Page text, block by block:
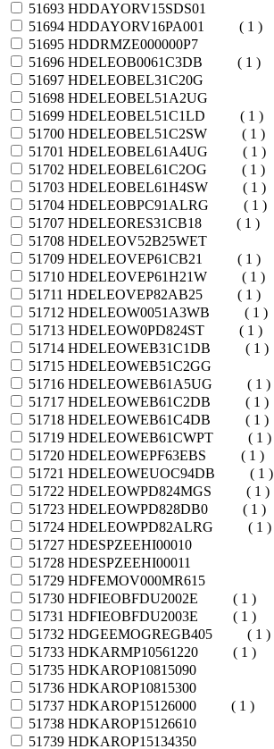
51693 HDDAYORV15SDS01
51694 HDDAYORV16PA001
( 1 )
51695 HDDRMZE000000P7
51696 HDELEOB0061C3DB
( 1 )
51697 HDELEOBEL31C20G
51698 HDELEOBEL51A2UG
51699 HDELEOBEL51C1LD
( 1 )
51700 HDELEOBEL51C2SW
( 1 )
51701 HDELEOBEL61A4UG
( 1 )
51702 HDELEOBEL61C2OG
( 1 )
51703 HDELEOBEL61H4SW
( 1 )
51704 HDELEOBPC91ALRG
( 1 )
51707 HDELEORES31CB18
( 1 )
51708 HDELEOV52B25WET
51709 HDELEOVEP61CB21
( 1 )
51710 HDELEOVEP61H21W
( 1 )
51711 HDELEOVEP82AB25
( 1 )
51712 HDELEOW0051A3WB
( 1 )
51713 HDELEOW0PD824ST
( 1 )
51714 HDELEOWEB31C1DB
( 1 )
51715 HDELEOWEB51C2GG
51716 HDELEOWEB61A5UG
( 1 )
51717 HDELEOWEB61C2DB
( 1 )
51718 HDELEOWEB61C4DB
( 1 )
51719 HDELEOWEB61CWPT
( 1 )
51720 HDELEOWEPF63EBS
( 1 )
51721 HDELEOWEUOC94DB
( 1 )
51722 HDELEOWPD824MGS
( 1 )
51723 HDELEOWPD828DB0
( 1 )
51724 HDELEOWPD82ALRG
( 1 )
51727 HDESPZEEHI00010
51728 HDESPZEEHI00011
51729 HDFEMOV000MR615
51730 HDFIEOBFDU2002E
( 1 )
51731 HDFIEOBFDU2003E
( 1 )
51732 HDGEEMOGREGB405
( 1 )
51733 HDKARMP10561220
( 1 )
51735 HDKAROP10815090
51736 HDKAROP10815300
51737 HDKAROP15126000
( 1 )
51738 HDKAROP15126610
51739 HDKAROP15134350